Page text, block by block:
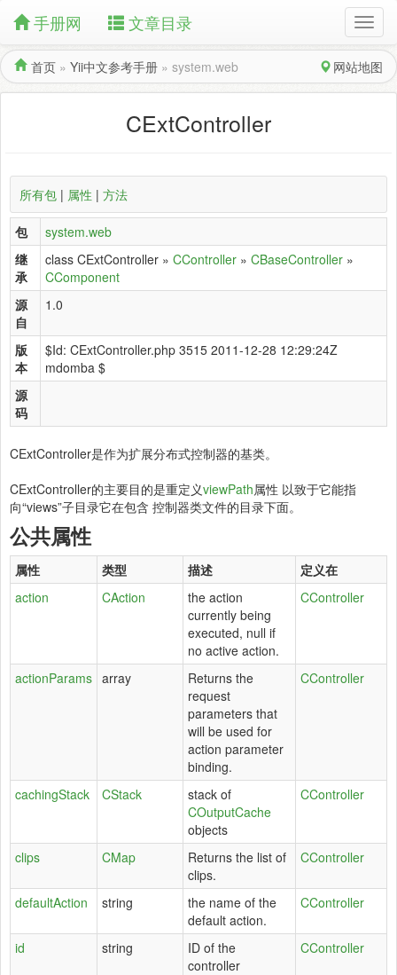
手册网 文章目录
首页 » Yii中文参考手册 » system.web 网站地图
CExtController
所有包 | 属性 | 方法
包
system.web
继
承
class CExtController » CController » CBaseController »
CComponent
源
自
1.0
版
本
$Id: CExtController.php 3515 2011-12-28 12:29:24Z
mdomba $
源
码
CExtController是作为扩展分布式控制器的基类。
CExtController的主要目的是重定义viewPath属性 以致于它能指
向“views”子目录它在包含 控制器类文件的目录下面。
公共属性
属性 类型 描述
定义在
action
CAction
the action
currently being
executed, null if
no active action.
CController
actionParams array
Returns the
request
parameters that
will be used for
action parameter
binding.
CController
cachingStack CStack
stack of
COutputCache
objects
CController
clips CMap
Returns the list of
clips.
CController
defaultAction string
the name of the
default action.
CController
id string
ID of the
controller
CController